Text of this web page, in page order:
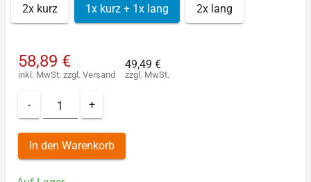
2x kurz 1x kurz + 1x lang 2x lang
58,89 €
inkl. MwSt. zzgl. Versand
49,49 €
zzgl. MwSt.
- +
In den Warenkorb